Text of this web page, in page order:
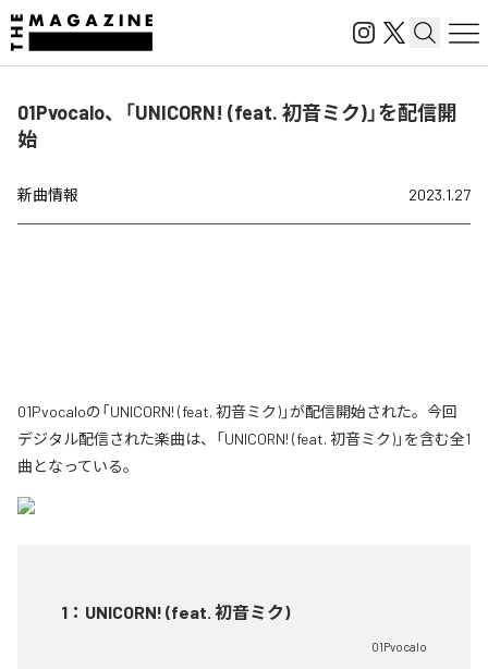
01Pvocalo、「UNICORN! (feat. 初音ミク)」を配信開
始
新曲情報 2023.1.27
01Pvocaloの「UNICORN! (feat. 初音ミク)」が配信開始された。今回
デジタル配信された楽曲は、「UNICORN! (feat. 初音ミク)」を含む全1
曲となっている。
1 ： UNICORN! (feat. 初音ミク)
01Pvocalo